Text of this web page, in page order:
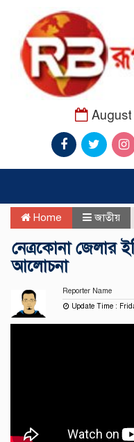
August
Home জাতীয়
নেত্রকোনা জেলার
আলোচনা
Reporter Name
Update Time :